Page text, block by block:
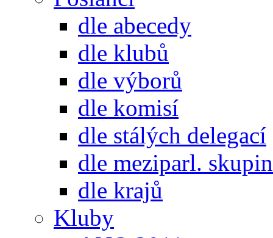
dle abecedy
dle klubů
dle výborů
dle komisí
dle stálých delegací
dle meziparl. skupin
dle krajů
Kluby